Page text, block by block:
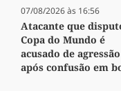
07/08/2026 às 16:56
Atacante que
Copa do Mundo é
acusado de agressão
após confusão em